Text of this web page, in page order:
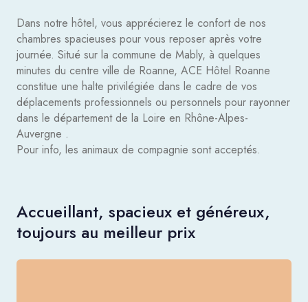
Dans notre hôtel, vous apprécierez le confort de nos
chambres spacieuses pour vous reposer après votre
journée. Situé sur la commune de Mably, à quelques
minutes du centre ville de Roanne, ACE Hôtel Roanne
constitue une halte privilégiée dans le cadre de vos
déplacements professionnels ou personnels pour rayonner
dans le département de la Loire en Rhône-Alpes-
Auvergne .
Pour info, les animaux de compagnie sont acceptés.
Accueillant, spacieux et généreux,
toujours au meilleur prix